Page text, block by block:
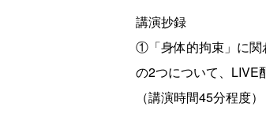
講演抄録
①「身体的拘束」に関
の2つについて、LIVE
（講演時間45分程度）